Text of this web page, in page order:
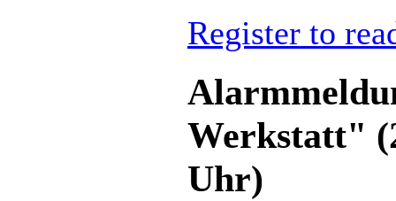
Register to
Werkstatt"
Uhr)